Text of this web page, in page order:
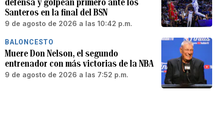
defensa y golpean primero ante los
Santeros en la final del BSN
9 de agosto de 2026 a las 10:42 p.m.
BALONCESTO
Muere Don Nelson, el segundo
entrenador con más victorias de la NBA
9 de agosto de 2026 a las 7:52 p.m.